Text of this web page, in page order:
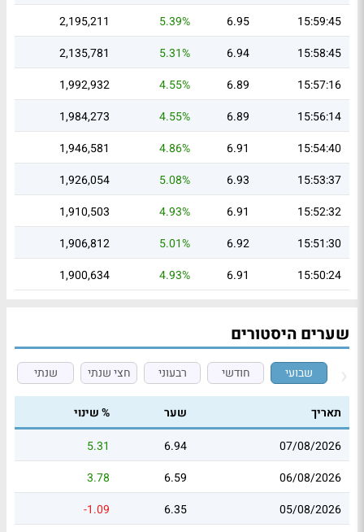
15:59:45
6.95
5.39%
2,195,211
15:58:45
6.94
5.31%
2,135,781
15:57:16
6.89
4.55%
1,992,932
15:56:14
6.89
4.55%
1,984,273
15:54:40
6.91
4.86%
1,946,581
15:53:37
6.93
5.08%
1,926,054
15:52:32
6.91
4.93%
1,910,503
15:51:30
6.92
5.01%
1,906,812
15:50:24
6.91
4.93%
1,900,634
שערים היסטורים
שבועי חודשי רבעוני חצי שנתי שנתי
תאריך שער
% שינוי
07/08/2026
6.94
5.31
06/08/2026
6.59
3.78
05/08/2026
6.35
-1.09